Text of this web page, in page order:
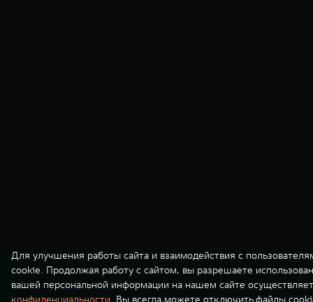
Для улучшения работы сайта и взаимодействия с
cookie. Продолжая работу с сайтом, вы разрешаете
вашей персональной информации на нашем сайте
конфиденциальности . Вы всегда можете отключить файлы